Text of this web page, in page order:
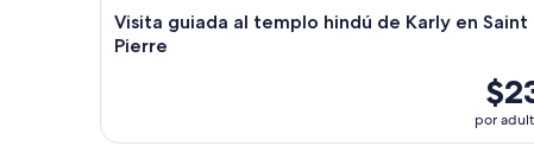
Visita guiada al templo hindú de Karly en Saint
Pierre
por